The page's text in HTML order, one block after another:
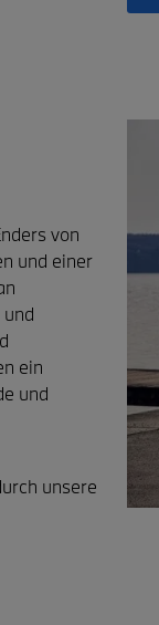
von
und einer
ein
und
unsere